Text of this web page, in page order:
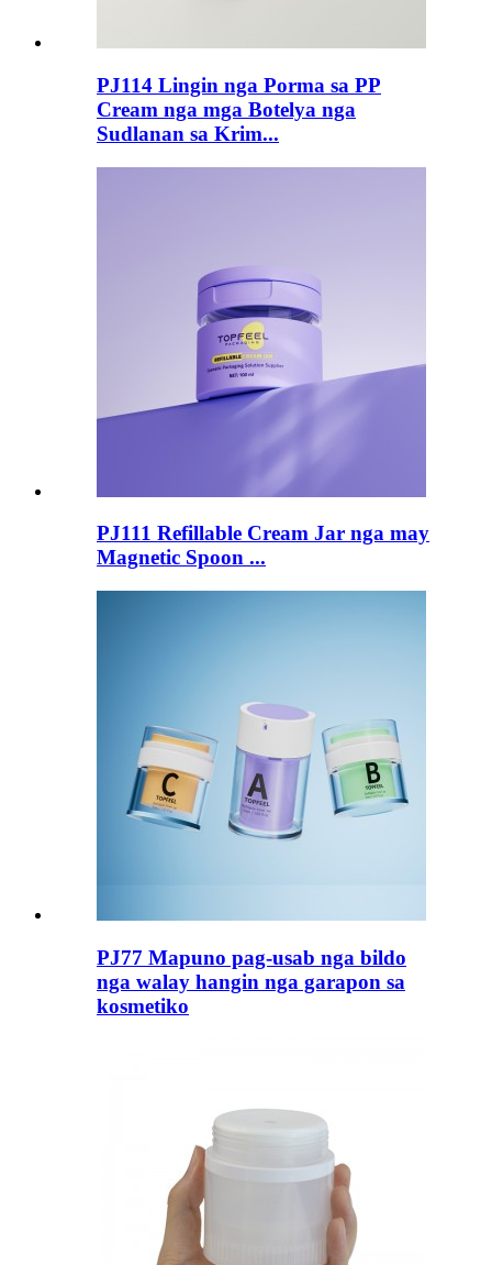
PJ114 Lingin nga Porma sa PP
Cream nga mga Botelya nga
Sudlanan sa Krim...
PJ111 Refillable Cream Jar nga may
Magnetic Spoon ...
PJ77 Mapuno pag-usab nga bildo
nga walay hangin nga garapon sa
kosmetiko